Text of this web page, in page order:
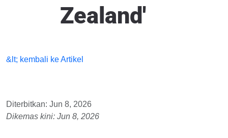
Zealand'
&lt; kembali ke Artikel
Diterbitkan: Jun 8, 2026
Dikemas kini: Jun 8, 2026